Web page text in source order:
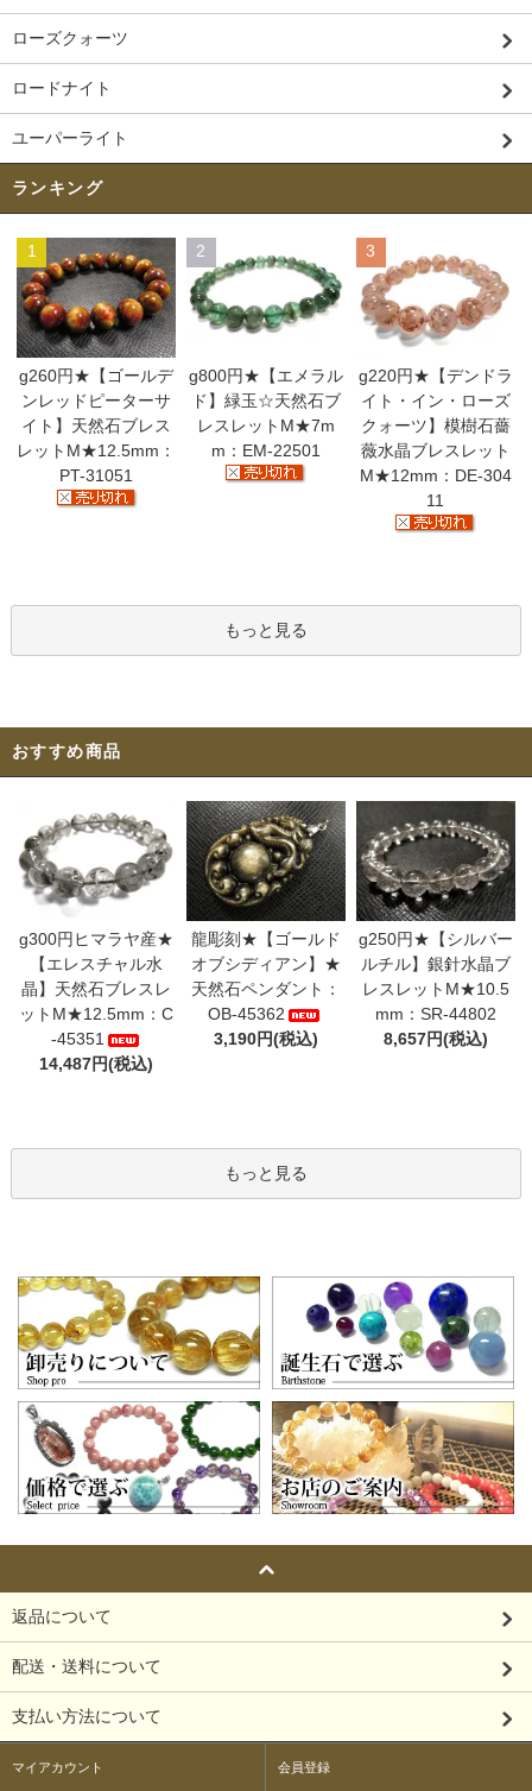
ローズクォーツ
ロードナイト
ユーパーライト
ランキング
1
g260円★【ゴールデ
ンレッドピーターサ
イト】天然石ブレス
レットM★12.5mm：
PT-31051
2
g800円★【エメラル
ド】緑玉☆天然石ブ
レスレットM★7m
m：EM-22501
3
g220円★【デンドラ
イト・イン・ローズ
クォーツ】模樹石薔
薇水晶ブレスレット
M★12mm：DE-304
11
もっと見る
おすすめ商品
g300円ヒマラヤ産★
【エレスチャル水
晶】天然石ブレスレ
ットM★12.5mm：C
-45351
14,487円(税込)
龍彫刻★【ゴールド
オブシディアン】★
天然石ペンダント：
OB-45362
3,190円(税込)
g250円★【シルバー
ルチル】銀針水晶ブ
レスレットM★10.5
mm：SR-44802
8,657円(税込)
もっと見る
返品について
配送・送料について
支払い方法について
マイアカウント 会員登録